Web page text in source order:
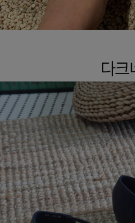
다크